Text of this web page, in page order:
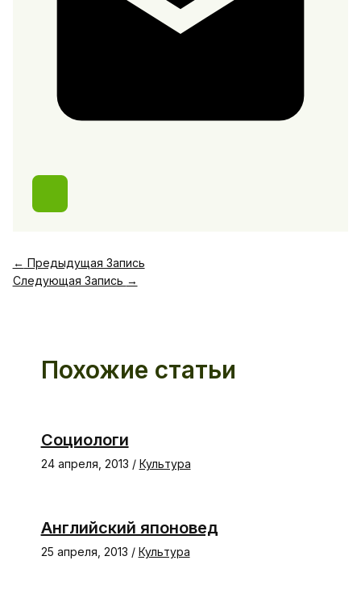
← Предыдущая Запись
Следующая Запись →
Похожие статьи
Социологи
24 апреля, 2013 / Культура
Английский японовед
25 апреля, 2013 / Культура